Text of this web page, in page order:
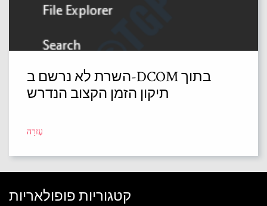
השרת לא נרשם ב-DCOM בתוך
תיקון הזמן הקצוב הנדרש
עֶזרָה
קטגוריות פופולאריות